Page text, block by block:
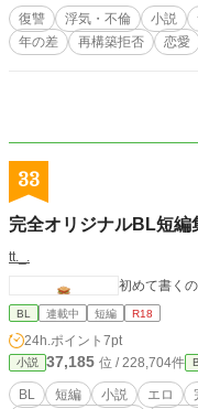
復讐 浮気・不倫 小説
年の差
再構築拒否 恋愛
33
完全オリジナルBL短編
tt._.
初めて書く
BL 連載中 短編 R18
24h.ポイント 7pt
小説 37,185 位 / 228,704件
BL 短編 小説 エロ